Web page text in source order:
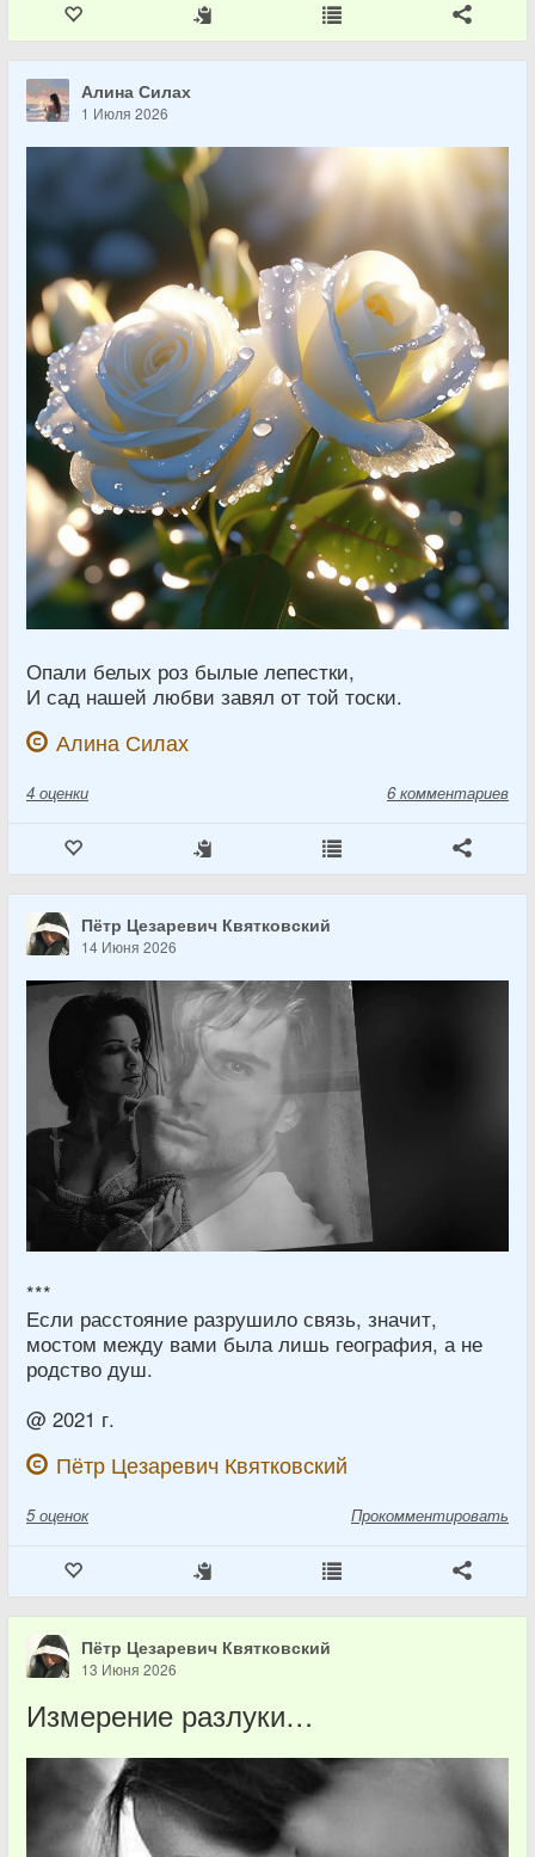
Алина Силах
1 Июля 2026
Опали белых роз былые лепестки,
И сад нашей любви завял от той тоски.
Алина Силах
4 оценки 6 комментариев
Пётр Цезаревич Квятковский
14 Июня 2026
***
Если расстояние разрушило связь, значит,
мостом между вами была лишь география, а не
родство душ.
@ 2021 г.
Пётр Цезаревич Квятковский
5 оценок Прокомментировать
Пётр Цезаревич Квятковский
13 Июня 2026
Измерение разлуки…